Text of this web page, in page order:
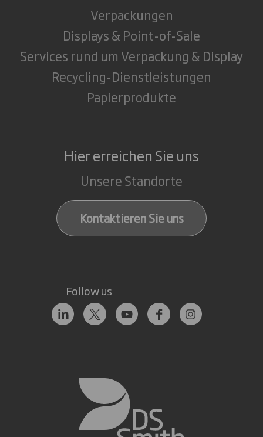
Verpackungen
Displays & Point-of-Sale
Services rund um Verpackung & Display
Recycling-Dienstleistungen
Papierprodukte
Hier erreichen Sie uns
Unsere Standorte
Kontaktieren Sie uns
Follow us